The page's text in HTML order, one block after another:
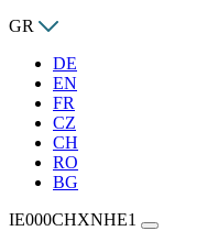
GR
DE
EN
FR
CZ
CH
RO
BG
IE000CHXNHE1